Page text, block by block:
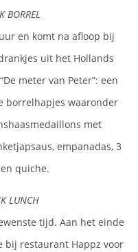
BORREL
en komt na afloop bij
uit het Hollands
meter van Peter”: een
borrelhapjes waaronder
met
empanadas, 3
quiche.
LUNCH
tijd. Aan het einde
bij restaurant Happz voor